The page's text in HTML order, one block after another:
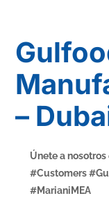
–
Únete a
#Customers
#MarianiMEA